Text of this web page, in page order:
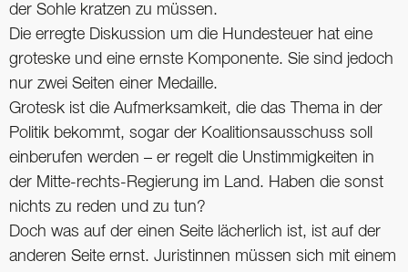
der Sohle kratzen zu müssen.
Die erregte Diskussion um die Hundesteuer hat eine
groteske und eine ernste Komponente. Sie sind jedoch
nur zwei Seiten einer Medaille.
Grotesk ist die Aufmerksamkeit, die das Thema in der
Politik bekommt, sogar der Koalitionsausschuss soll
einberufen werden – er regelt die Unstimmigkeiten in
der Mitte-rechts-Regierung im Land. Haben die sonst
nichts zu reden und zu tun?
Doch was auf der einen Seite lächerlich ist, ist auf der
anderen Seite ernst. Juristinnen müssen sich mit einem